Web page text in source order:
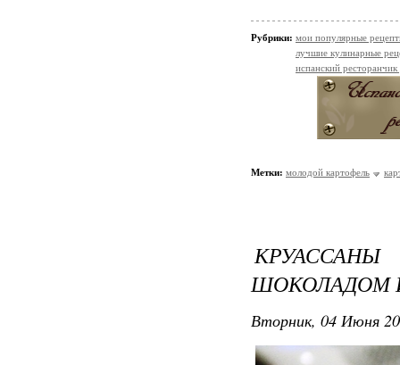
Рубрики: мои популярные
лучшие кулинарные
испанский
Метки: молодой картофель
ШОКОЛАДОМ
Вторник, 04 Июня